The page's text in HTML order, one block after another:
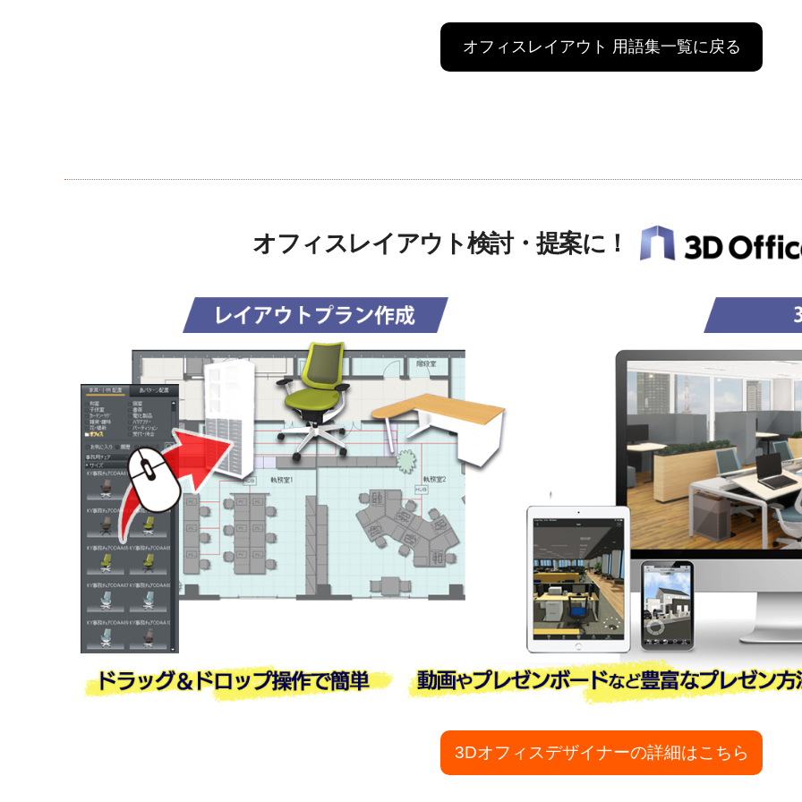
オフィスレイアウト 用語集一覧に戻る
オフィスレイアウト検討・提案に！
3Dオフィスデザイナーの詳細はこちら